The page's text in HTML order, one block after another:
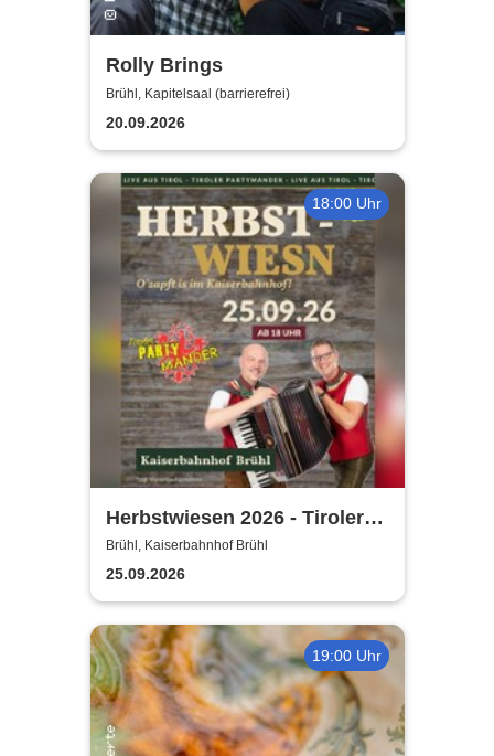
Rolly Brings
Brühl, Kapitelsaal (barrierefrei)
20.09.2026
18:00 Uhr
Herbstwiesen 2026 - Tiroler
Partymander live |
Kaiserbahnhof Brühl
Brühl, Kaiserbahnhof Brühl
25.09.2026
19:00 Uhr